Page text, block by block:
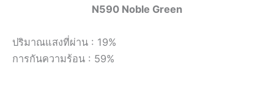
N590 Noble Green
ปริมาณแสงที่ผ่าน : 19%
การกันความร้อน : 59%